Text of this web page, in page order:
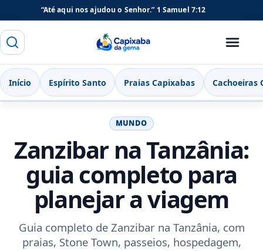
“Até aqui nos ajudou o Senhor.” 1 Samuel 7:12
Buscar Capixaba da Gema
Menu
Início Espírito Santo Praias Capixabas Cachoeiras
MUNDO
Zanzibar na Tanzânia:
guia completo para
planejar a viagem
Guia completo de Zanzibar na Tanzânia, com
praias, Stone Town, passeios, hospedagem,